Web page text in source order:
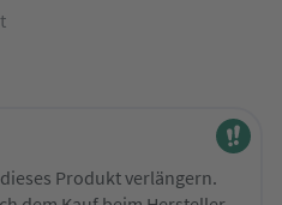
Produkt verlängern.